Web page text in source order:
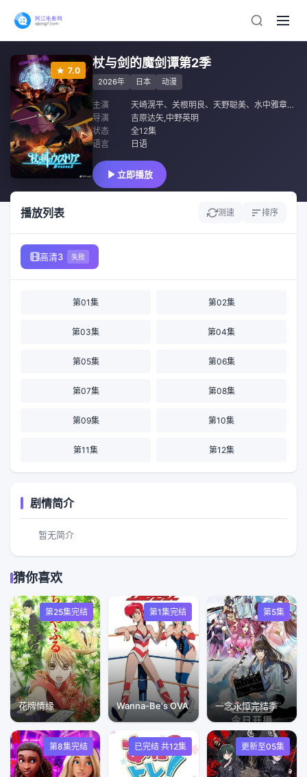
7.0
杖与剑的魔剑谭第2季
2026年 日本 动漫
主演 天崎滉平、 关根明良、 天野聪美、 水中雅章、
导演
吉原达矢,中野英明
状态
全12集
语言
日语
立即播放
播放列表 测速 排序
高清3 失败
第01集 第02集
第03集 第04集
第05集 第06集
第07集 第08集
第09集 第10集
第11集 第12集
剧情简介
暂无简介
猜你喜欢
第25集完结
花牌情缘
第1集完结
Wanna-Be's OVA
第5集
​一念永恒完结季
第8集完结 已完结 共12集 更新至05集